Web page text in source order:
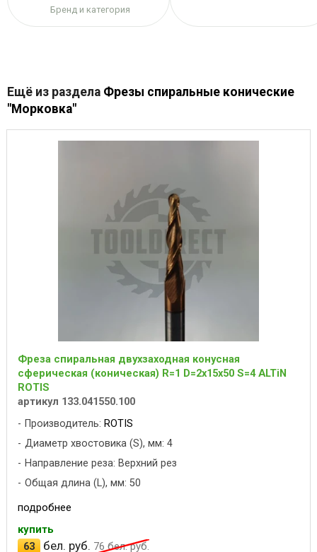
Бренд и категория
Ещё из раздела Фрезы спиральные конические
"Морковка"
Фреза спиральная двухзаходная конусная
сферическая (коническая) R=1 D=2x15x50 S=4 ALTiN
ROTIS
артикул 133.041550.100
Производитель: ROTIS
Диаметр хвостовика (S), мм: 4
Направление реза: Верхний рез
Общая длина (L), мм: 50
подробнее
купить
63
бел. руб. 76бел. руб.